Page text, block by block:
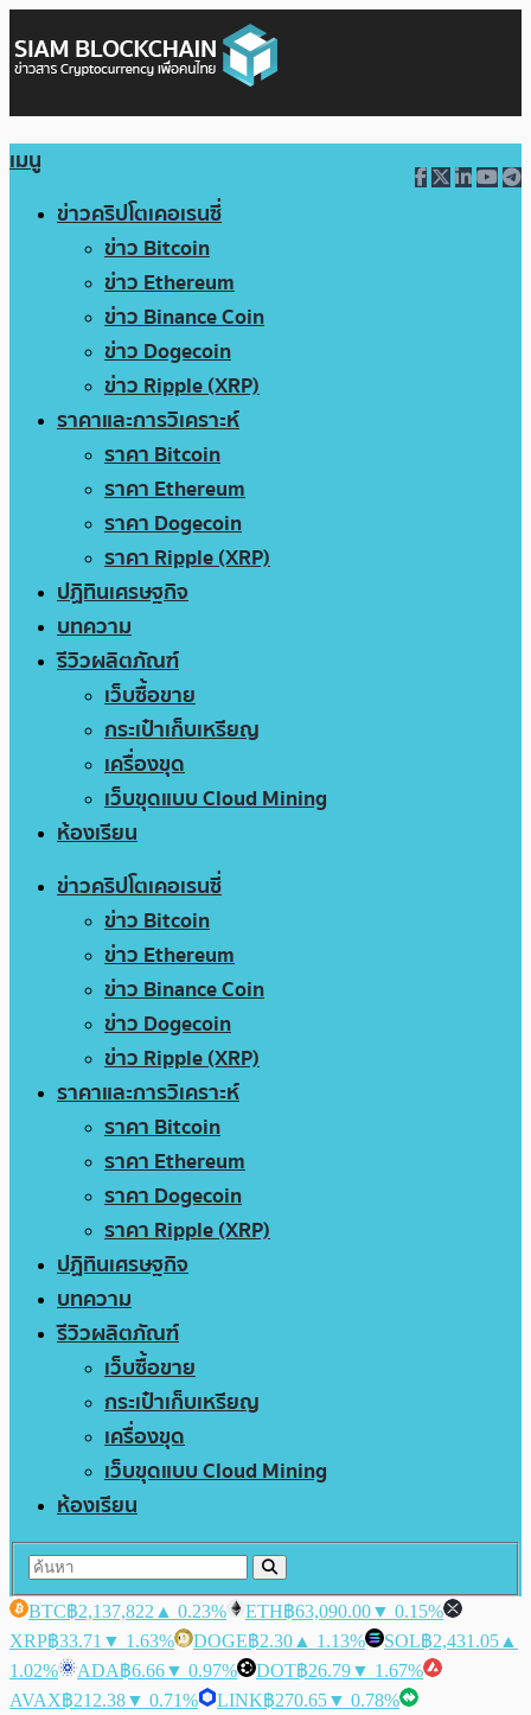
เมนู
ข่าวคริปโตเคอเรนซี่
ข่าว Bitcoin
ข่าว Ethereum
ข่าว Binance Coin
ข่าว Dogecoin
ข่าว Ripple (XRP)
ราคาและการวิเคราะห์
ราคา Bitcoin
ราคา Ethereum
ราคา Dogecoin
ราคา Ripple (XRP)
ปฏิทินเศรษฐกิจ
บทความ
รีวิวผลิตภัณฑ์
เว็บซื้อขาย
กระเป๋าเก็บเหรียญ
เครื่องขุด
เว็บขุดแบบ Cloud Mining
ห้องเรียน
ข่าวคริปโตเคอเรนซี่
ข่าว Bitcoin
ข่าว Ethereum
ข่าว Binance Coin
ข่าว Dogecoin
ข่าว Ripple (XRP)
ราคาและการวิเคราะห์
ราคา Bitcoin
ราคา Ethereum
ราคา Dogecoin
ราคา Ripple (XRP)
ปฏิทินเศรษฐกิจ
บทความ
รีวิวผลิตภัณฑ์
เว็บซื้อขาย
กระเป๋าเก็บเหรียญ
เครื่องขุด
เว็บขุดแบบ Cloud Mining
ห้องเรียน
BTC฿2,137,822 ▲ 0.23% ETH฿63,090.00▼ 0.15%
XRP฿33.71 ▼ 1.63% DOGE฿2.30 ▲ 1.13% SOL฿2,431.05 ▲
1.02%
ADA฿6.66▼ 0.97% DOT฿26.79▼ 1.67%
AVAX฿212.38▼ 0.71% LINK฿270.65▼ 0.78%